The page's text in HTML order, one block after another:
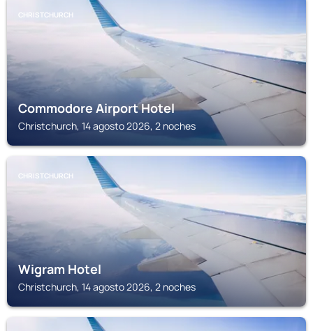
CHRISTCHURCH
Commodore Airport Hotel
Christchurch, 14 agosto 2026, 2 noches
CHRISTCHURCH
Wigram Hotel
Christchurch, 14 agosto 2026, 2 noches